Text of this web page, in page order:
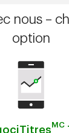
nous –
option
MC